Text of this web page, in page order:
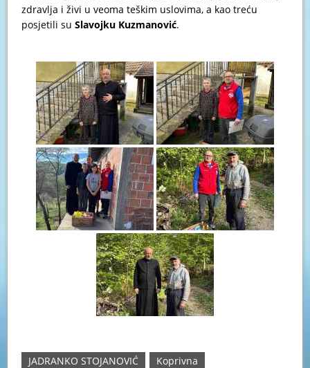
zdravlja i živi u veoma teškim uslovima, a kao treću
posjetili suSlavojku Kuzmanović.
JADRANKO STOJANOVIĆ
Koprivna